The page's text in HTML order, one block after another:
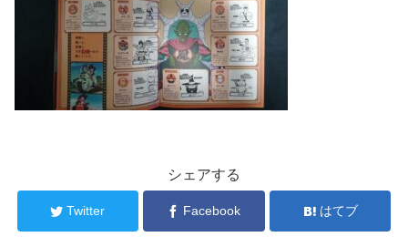
シェアする
Twitter Facebook はてブ